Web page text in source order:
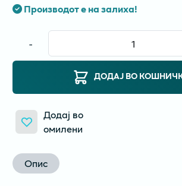
Производот е на залиха!
-
ДОДАЈ ВО
Додај во
омилени
Опис